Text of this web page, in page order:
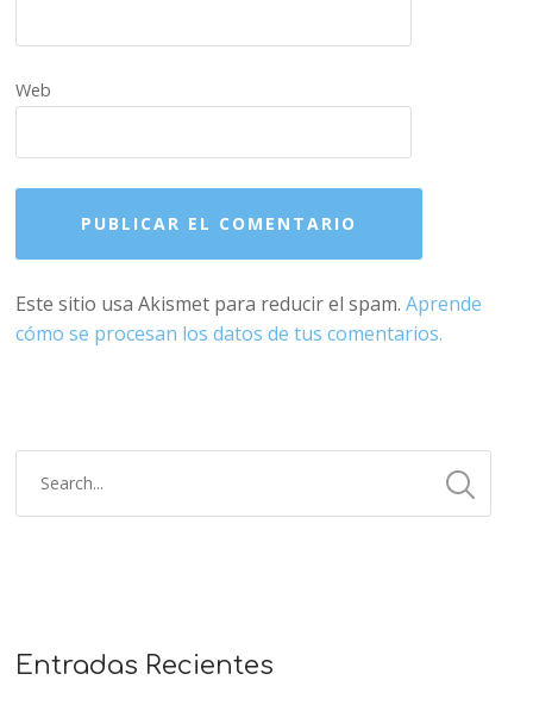
Web
Este sitio usa Akismet para reducir el spam.Aprende
cómo se procesan los datos de tus comentarios.
Entradas Recientes